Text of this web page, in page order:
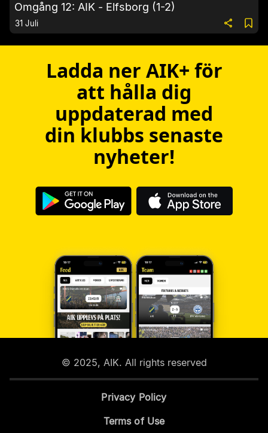
Omgång 12: AIK - Elfsborg (1-2)
31 Juli
Ladda ner AIK+ för
att hålla dig
uppdaterad med
din klubbs senaste
nyheter!
© 2025, AIK. All rights reserved
Privacy Policy
Terms of Use